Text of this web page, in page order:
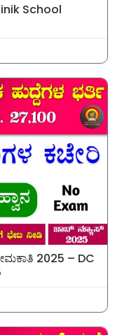
School
2025 – DC